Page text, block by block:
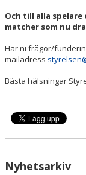
Och till alla
matcher som nu
Har ni frågor/
mailadress
Bästa hälsningar
Nyhetsarkiv